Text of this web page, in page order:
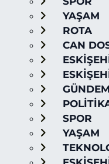
YAŞAM
ROTA
CAN
GÜNDEM
SPOR
YAŞAM